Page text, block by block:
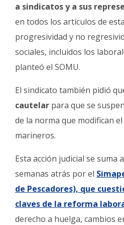
a sindicatos y a sus
en todos los artículos de
progresividad y no
sociales, incluidos los
planteó el SOMU.
El sindicato también pidió
cautelar para que se
de la norma que modifican
marineros.
Esta acción judicial se suma
semanas atrás por el
de Pescadores), que
claves de la reforma
derecho a huelga, cambios